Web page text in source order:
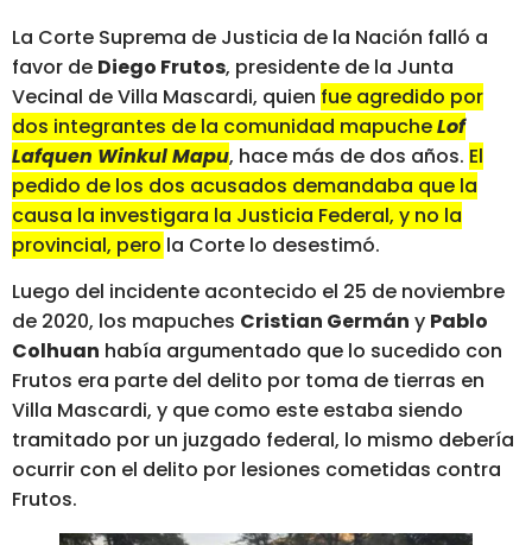
La Corte Suprema de Justicia de la Nación falló a
favor de Diego Frutos, presidente de la Junta
Vecinal de Villa Mascardi, quien fue agredido por
dos integrantes de la comunidad mapucheLof
Lafquen Winkul Mapu, hace más de dos años. El
pedido de los dos acusados demandaba que la
causa la investigara la Justicia Federal, y no la
provincial, pero la Corte lo desestimó.
Luego del incidente acontecido el 25 de noviembre
de 2020, los mapuches Cristian Germán y Pablo
Colhuan había argumentado que lo sucedido con
Frutos era parte del delito por toma de tierras en
Villa Mascardi, y que como este estaba siendo
tramitado por un juzgado federal, lo mismo debería
ocurrir con el delito por lesiones cometidas contra
Frutos.